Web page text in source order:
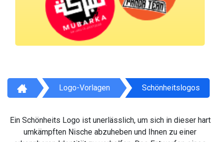
Logo-Vorlagen Schönheitslogos
Ein Schönheits Logo ist unerlässlich, um sich in dieser hart
umkämpften Nische abzuheben und Ihnen zu einer